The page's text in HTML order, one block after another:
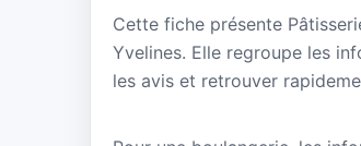
Cette fiche présente
Yvelines. Elle regroupe les
les avis et retrouver